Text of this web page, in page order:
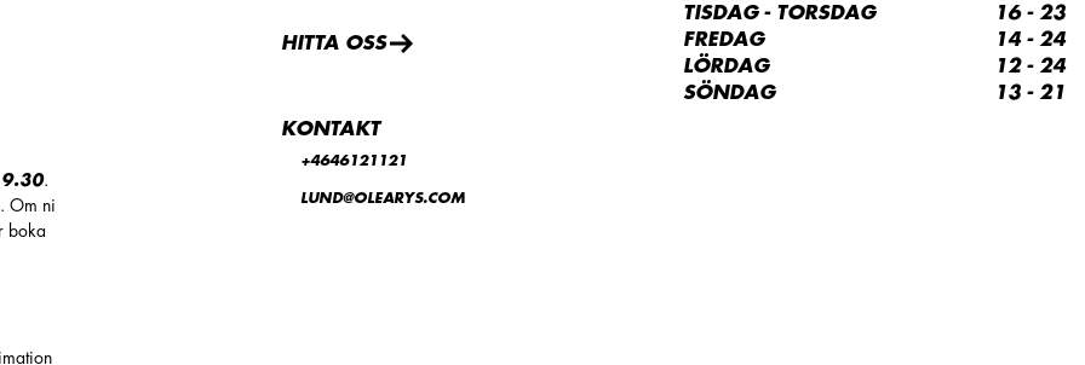
.
Om ni
boka
HITTA OSS
KONTAKT
+4646121121
LUND@OLEARYS.COM
TISDAG - TORSDAG
16 - 23
FREDAG
14 - 24
LÖRDAG
12 - 24
SÖNDAG
13 - 21